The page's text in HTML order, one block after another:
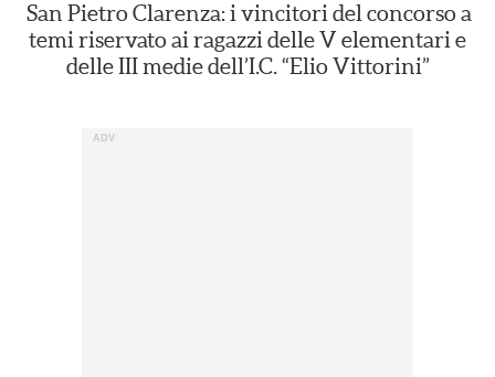
San Pietro Clarenza: i vincitori del concorso a
temi riservato ai ragazzi delle V elementari e
delle III medie dell’I.C. “Elio Vittorini”